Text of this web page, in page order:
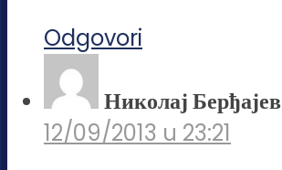
Odgovori
Николај Берђајев
12/09/2013 u 23:21